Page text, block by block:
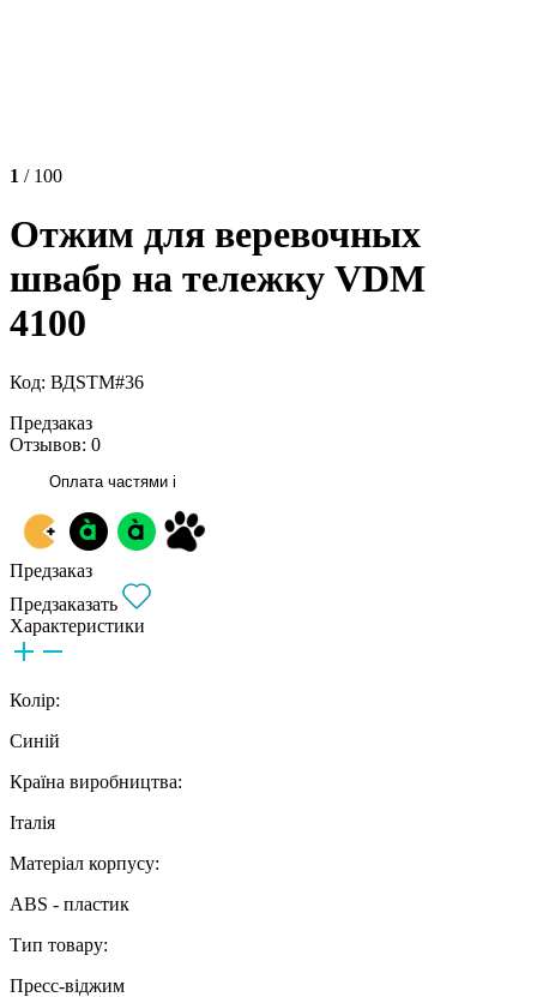
1 / 100
Отжим для веревочных
швабр на тележку VDM
4100
Код: ВДSTМ#36
Предзаказ
Отзывов: 0
Оплата частями i
Предзаказ
Предзаказать
Характеристики
Колір:
Синій
Країна виробництва:
Італія
Матеріал корпусу:
ABS - пластик
Тип товару:
Пресс-віджим